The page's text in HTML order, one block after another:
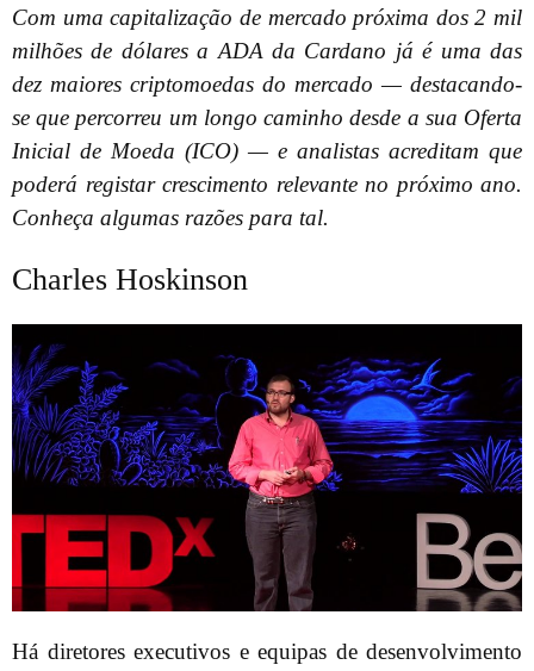
Com uma capitalização de mercado próxima dos 2 mil
milhões de dólares a ADA da Cardano já é uma das
dez maiores criptomoedas do mercado — destacando-
se que percorreu um longo caminho desde a sua Oferta
Inicial de Moeda (ICO) — e analistas acreditam que
poderá registar crescimento relevante no próximo ano.
Conheça algumas razões para tal.
Charles Hoskinson
Há diretores executivos e equipas de desenvolvimento